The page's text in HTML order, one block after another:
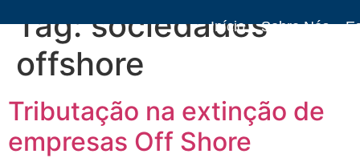
Início Sobre Nós
Tag:sociedades
offshore
Tributação na extinção de
empresas Off Shore